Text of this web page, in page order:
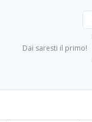
Dai saresti il primo!